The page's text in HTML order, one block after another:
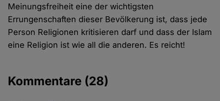
Meinungsfreiheit eine der wichtigsten
Errungenschaften dieser Bevölkerung ist, dass jede
Person Religionen kritisieren darf und dass der Islam
eine Religion ist wie all die anderen. Es reicht!
Kommentare (28)